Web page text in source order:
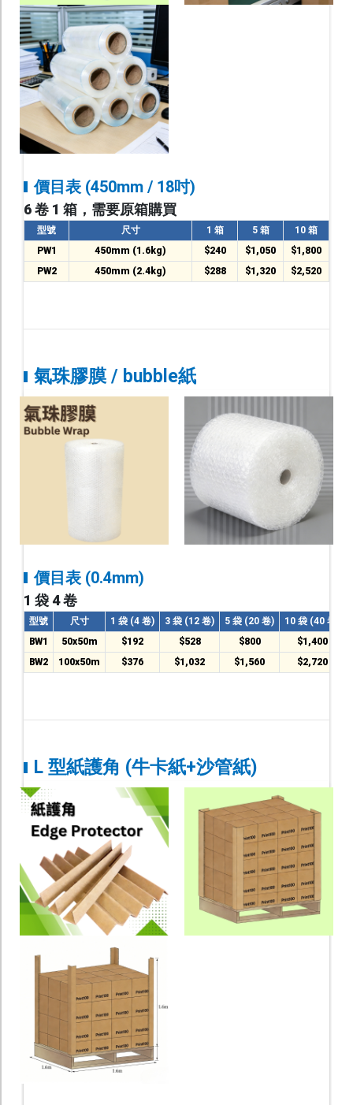
價目表 (450mm / 18吋)
6 卷 1 箱，需要原箱購買
型號 尺寸 1 箱 5 箱
10 箱
PW1
450mm (1.6kg) $240 $1,050
$1,800
PW2
450mm (2.4kg) $288 $1,320 $2,520
氣珠膠膜 / bubble紙
價目表 (0.4mm)
1 袋 4 卷
型號 尺寸 1 袋 (4 卷) 3 袋 (12 卷) 5 袋 (20 卷)
10 袋 (40 卷)
BW1
50x50m $192 $528 $800
$1,400
BW2
100x50m $376 $1,032 $1,560 $2,720
L 型紙護角 (牛卡紙+沙管紙)